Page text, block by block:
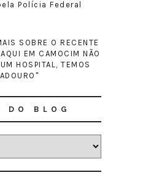
Polícia Federal
SOBRE O RECENTE
EM CAMOCIM NÃO
HOSPITAL, TEMOS
DO BLOG